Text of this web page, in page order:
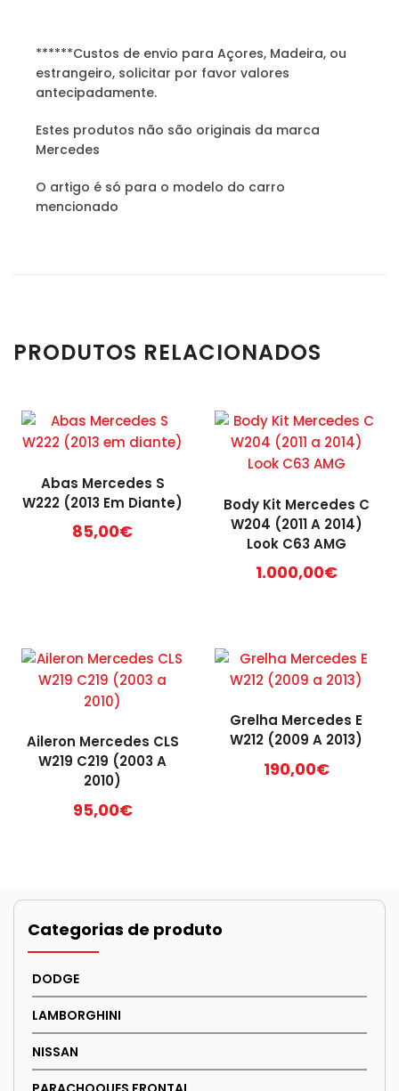
******Custos de envio para Açores, Madeira, ou
estrangeiro, solicitar por favor valores
antecipadamente.
Estes produtos não são originais da marca
Mercedes
O artigo é só para o modelo do carro
mencionado
PRODUTOS RELACIONADOS
Abas Mercedes S
W222 (2013 Em Diante)
85,00€
Body Kit Mercedes C
W204 (2011 A 2014)
Look C63 AMG
1.000,00€
Aileron Mercedes CLS
W219 C219 (2003 A
2010)
95,00€
Grelha Mercedes E
W212 (2009 A 2013)
190,00€
Categorias de produto
DODGE
LAMBORGHINI
NISSAN